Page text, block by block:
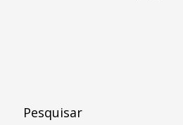
Pesquisar